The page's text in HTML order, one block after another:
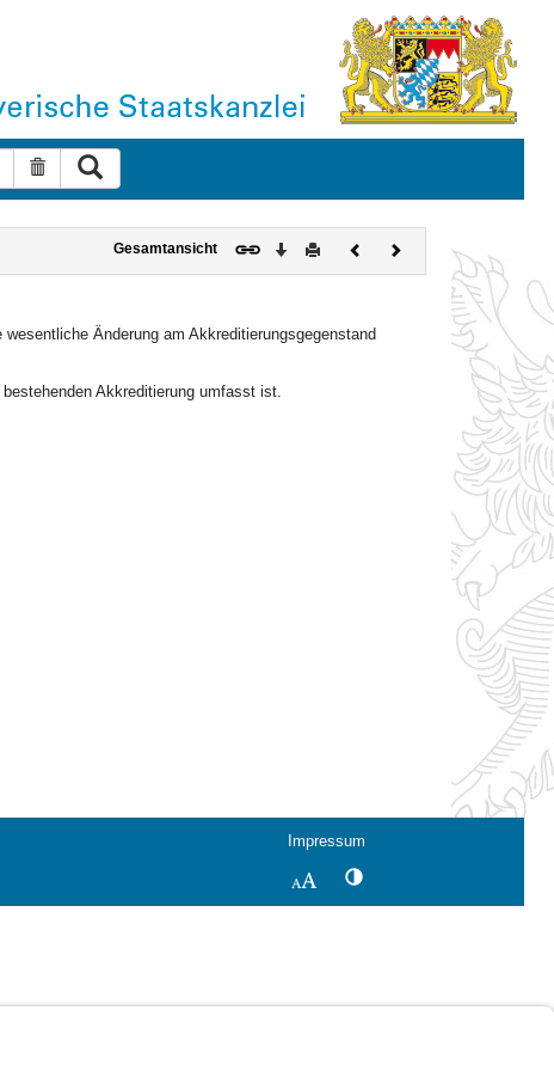
Suche zurücksetzen
Gesamtansicht Download
DruckenVorherigesNächstes
Dokument
Änderung am Akkreditierungsgegenstand
Akkreditierung umfasst ist.
Impressum
SchriftgrößeKontrastwechsel